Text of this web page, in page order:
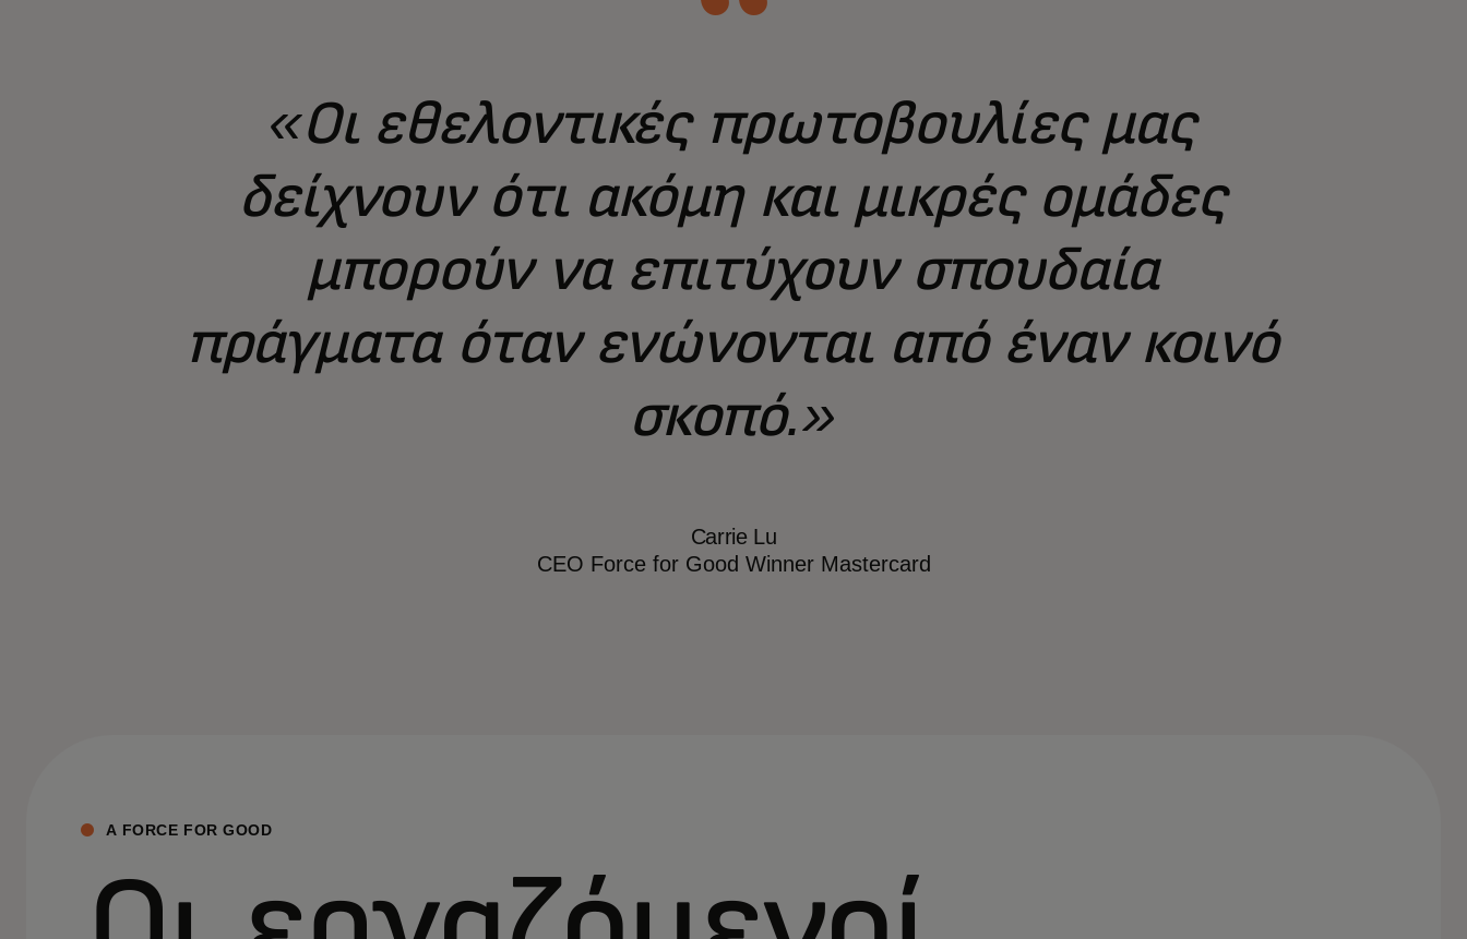
«Οι εθελοντικές πρωτοβουλίες μας
δείχνουν ότι ακόμη και μικρές ομάδες
μπορούν να επιτύχουν σπουδαία
πράγματα όταν ενώνονται από έναν κοινό
σκοπό.»
Carrie Lu
CEO Force for Good Winner Mastercard
A FORCE FOR GOOD